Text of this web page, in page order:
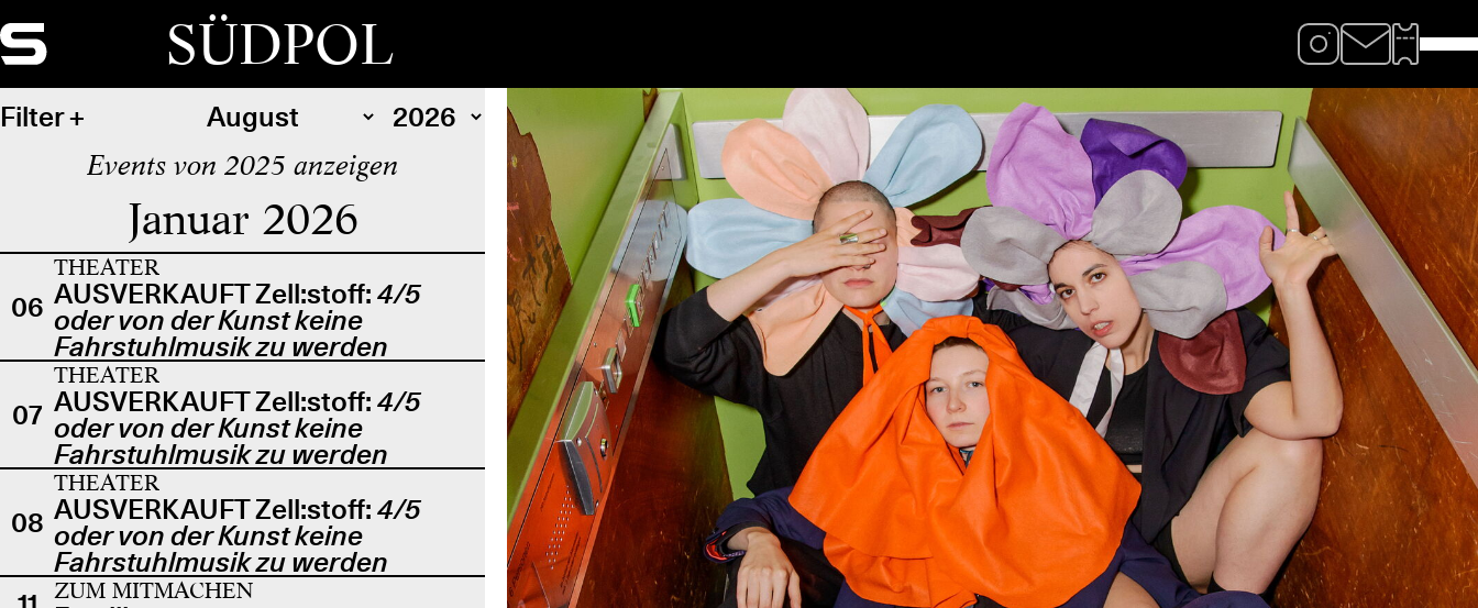
SÜDPOL
Filter
Events von 2025 anzeigen
Januar 2026
06
THEATER
AUSVERKAUFT Zell:stoff: 4/5
oder von der Kunst keine
Fahrstuhlmusik zu werden
07
THEATER
AUSVERKAUFT Zell:stoff: 4/5
oder von der Kunst keine
Fahrstuhlmusik zu werden
08
THEATER
AUSVERKAUFT Zell:stoff: 4/5
oder von der Kunst keine
Fahrstuhlmusik zu werden
ZUM MITMACHEN